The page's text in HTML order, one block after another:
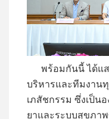
พร้อมกันนี้ ได้แ
บริหารและทีมงาน
เภสัชกรรม ซึ่งเป็น
ยาและระบบสุขภา